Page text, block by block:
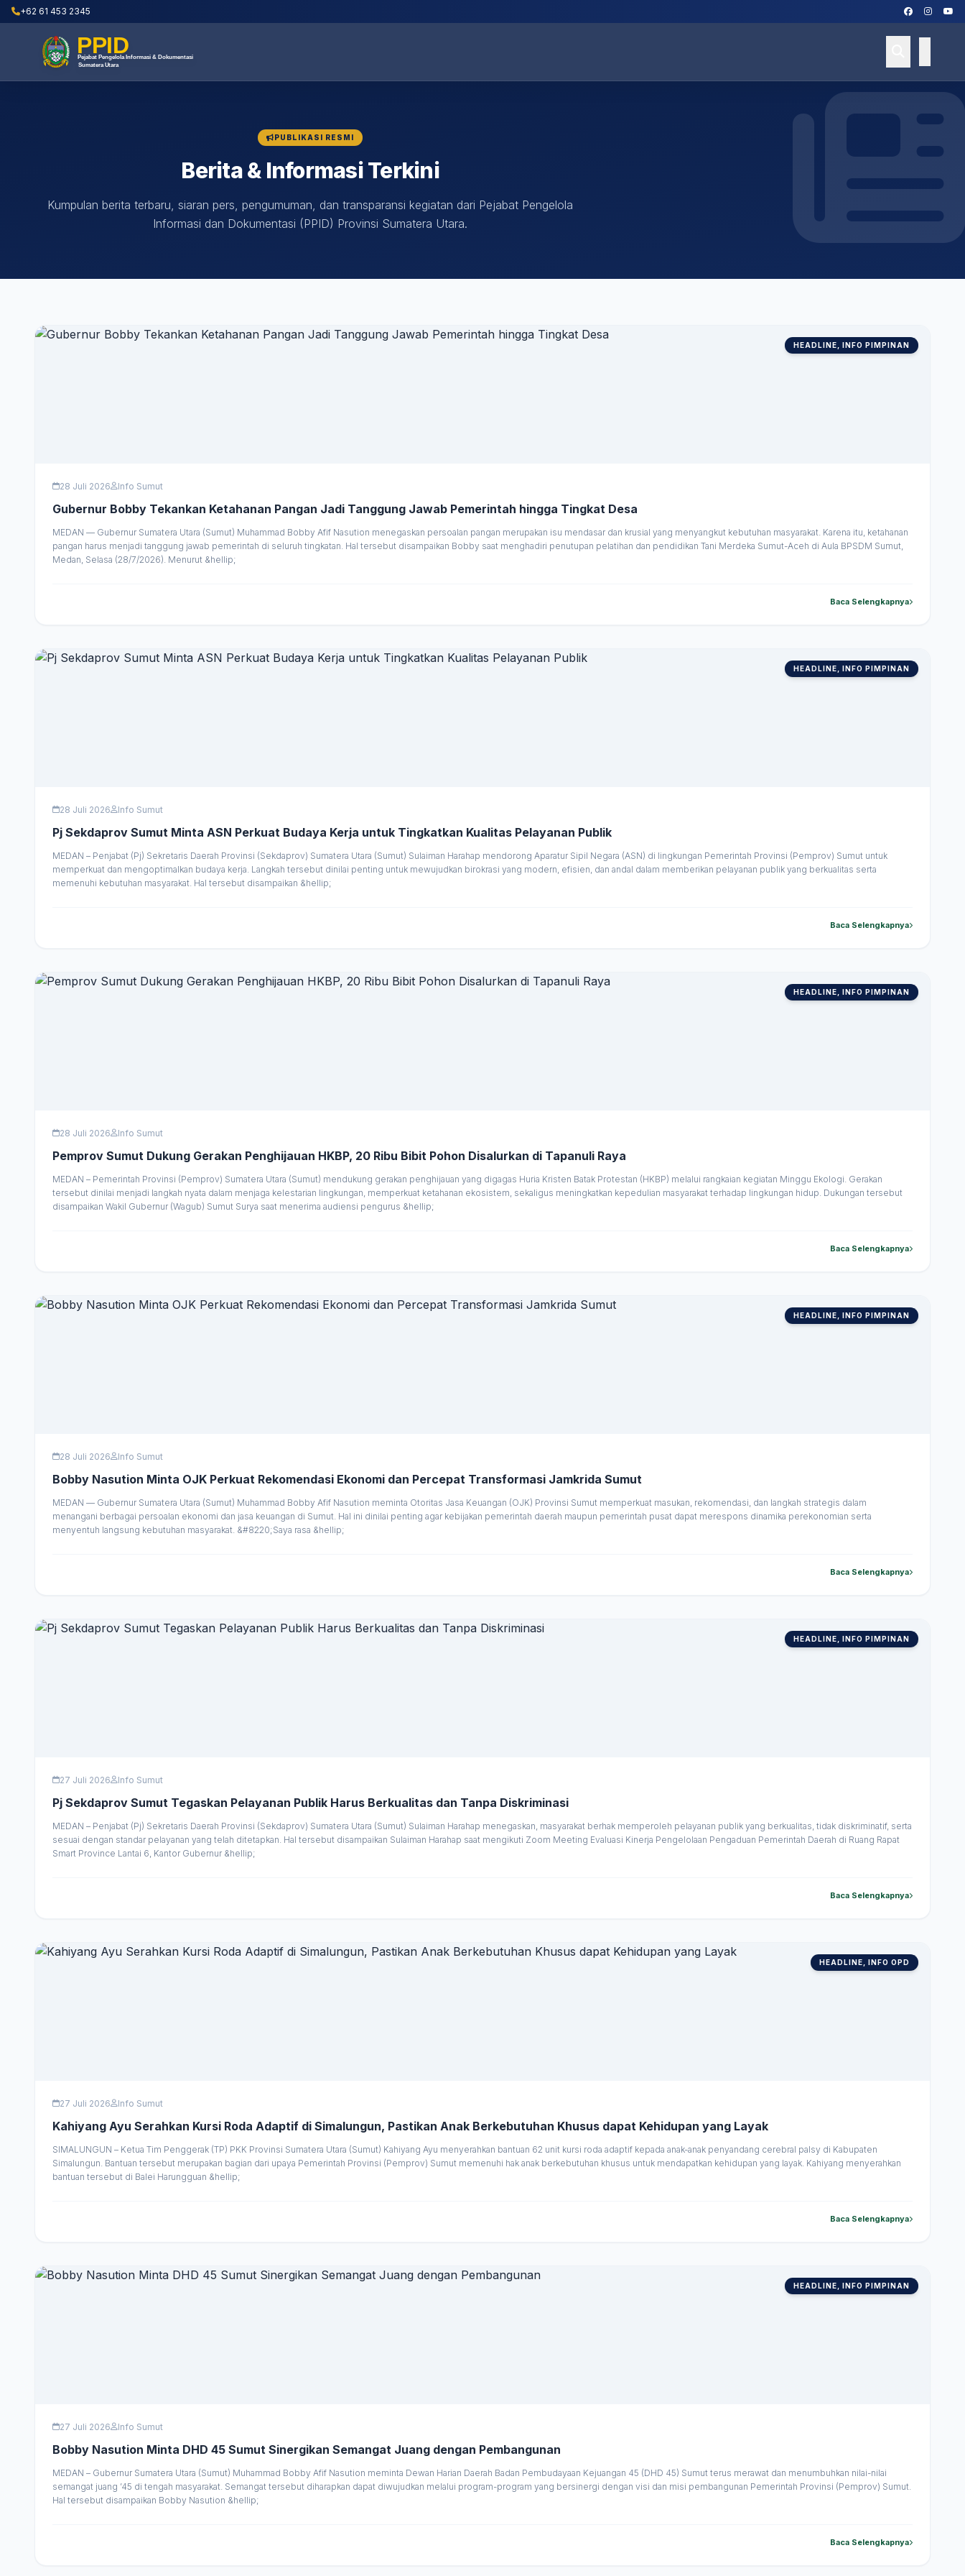
+62 61 453 2345
PUBLIKASI RESMI
Berita & Informasi Terkini
Kumpulan berita terbaru, siaran pers, pengumuman, dan transparansi kegiatan dari Pejabat Pengelola
Informasi dan Dokumentasi (PPID) Provinsi Sumatera Utara.
HEADLINE, INFO PIMPINAN
28 Juli 2026 Info Sumut
Gubernur Bobby Tekankan Ketahanan Pangan Jadi Tanggung Jawab Pemerintah hingga Tingkat Desa
MEDAN — Gubernur Sumatera Utara (Sumut) Muhammad Bobby Afif Nasution menegaskan persoalan pangan merupakan isu mendasar dan krusial yang menyangkut kebutuhan masyarakat. Karena itu, ketahanan
pangan harus menjadi tanggung jawab pemerintah di seluruh tingkatan. Hal tersebut disampaikan Bobby saat menghadiri penutupan pelatihan dan pendidikan Tani Merdeka Sumut-Aceh di Aula BPSDM Sumut,
Medan, Selasa (28/7/2026). Menurut &hellip;
Baca Selengkapnya
HEADLINE, INFO PIMPINAN
28 Juli 2026 Info Sumut
Pj Sekdaprov Sumut Minta ASN Perkuat Budaya Kerja untuk Tingkatkan Kualitas Pelayanan Publik
MEDAN – Penjabat (Pj) Sekretaris Daerah Provinsi (Sekdaprov) Sumatera Utara (Sumut) Sulaiman Harahap mendorong Aparatur Sipil Negara (ASN) di lingkungan Pemerintah Provinsi (Pemprov) Sumut untuk
memperkuat dan mengoptimalkan budaya kerja. Langkah tersebut dinilai penting untuk mewujudkan birokrasi yang modern, efisien, dan andal dalam memberikan pelayanan publik yang berkualitas serta
memenuhi kebutuhan masyarakat. Hal tersebut disampaikan &hellip;
Baca Selengkapnya
HEADLINE, INFO PIMPINAN
28 Juli 2026 Info Sumut
Pemprov Sumut Dukung Gerakan Penghijauan HKBP, 20 Ribu Bibit Pohon Disalurkan di Tapanuli Raya
MEDAN – Pemerintah Provinsi (Pemprov) Sumatera Utara (Sumut) mendukung gerakan penghijauan yang digagas Huria Kristen Batak Protestan (HKBP) melalui rangkaian kegiatan Minggu Ekologi. Gerakan
tersebut dinilai menjadi langkah nyata dalam menjaga kelestarian lingkungan, memperkuat ketahanan ekosistem, sekaligus meningkatkan kepedulian masyarakat terhadap lingkungan hidup. Dukungan tersebut
disampaikan Wakil Gubernur (Wagub) Sumut Surya saat menerima audiensi pengurus &hellip;
Baca Selengkapnya
HEADLINE, INFO PIMPINAN
28 Juli 2026 Info Sumut
Bobby Nasution Minta OJK Perkuat Rekomendasi Ekonomi dan Percepat Transformasi Jamkrida Sumut
MEDAN — Gubernur Sumatera Utara (Sumut) Muhammad Bobby Afif Nasution meminta Otoritas Jasa Keuangan (OJK) Provinsi Sumut memperkuat masukan, rekomendasi, dan langkah strategis dalam
menangani berbagai persoalan ekonomi dan jasa keuangan di Sumut. Hal ini dinilai penting agar kebijakan pemerintah daerah maupun pemerintah pusat dapat merespons dinamika perekonomian serta
menyentuh langsung kebutuhan masyarakat. &#8220;Saya rasa &hellip;
Baca Selengkapnya
HEADLINE, INFO PIMPINAN
27 Juli 2026 Info Sumut
Pj Sekdaprov Sumut Tegaskan Pelayanan Publik Harus Berkualitas dan Tanpa Diskriminasi
MEDAN – Penjabat (Pj) Sekretaris Daerah Provinsi (Sekdaprov) Sumatera Utara (Sumut) Sulaiman Harahap menegaskan, masyarakat berhak memperoleh pelayanan publik yang berkualitas, tidak diskriminatif, serta
sesuai dengan standar pelayanan yang telah ditetapkan. Hal tersebut disampaikan Sulaiman Harahap saat mengikuti Zoom Meeting Evaluasi Kinerja Pengelolaan Pengaduan Pemerintah Daerah di Ruang Rapat
Smart Province Lantai 6, Kantor Gubernur &hellip;
Baca Selengkapnya
HEADLINE, INFO OPD
27 Juli 2026 Info Sumut
Kahiyang Ayu Serahkan Kursi Roda Adaptif di Simalungun, Pastikan Anak Berkebutuhan Khusus dapat Kehidupan yang Layak
SIMALUNGUN – Ketua Tim Penggerak (TP) PKK Provinsi Sumatera Utara (Sumut) Kahiyang Ayu menyerahkan bantuan 62 unit kursi roda adaptif kepada anak-anak penyandang cerebral palsy di Kabupaten
Simalungun. Bantuan tersebut merupakan bagian dari upaya Pemerintah Provinsi (Pemprov) Sumut memenuhi hak anak berkebutuhan khusus untuk mendapatkan kehidupan yang layak. Kahiyang menyerahkan
bantuan tersebut di Balei Harungguan &hellip;
Baca Selengkapnya
HEADLINE, INFO PIMPINAN
27 Juli 2026 Info Sumut
Bobby Nasution Minta DHD 45 Sumut Sinergikan Semangat Juang dengan Pembangunan
MEDAN – Gubernur Sumatera Utara (Sumut) Muhammad Bobby Afif Nasution meminta Dewan Harian Daerah Badan Pembudayaan Kejuangan 45 (DHD 45) Sumut terus merawat dan menumbuhkan nilai-nilai
semangat juang ’45 di tengah masyarakat. Semangat tersebut diharapkan dapat diwujudkan melalui program-program yang bersinergi dengan visi dan misi pembangunan Pemerintah Provinsi (Pemprov) Sumut.
Hal tersebut disampaikan Bobby Nasution &hellip;
Baca Selengkapnya